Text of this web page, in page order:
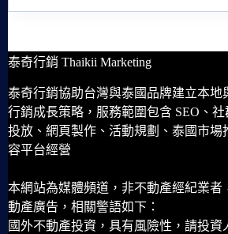
泰奇行銷 Thaikii Marketing
泰奇行銷協助台灣與泰國品牌建立本地
行銷成長策略，服務範圍包含 SEO、
投放、網頁製作、活動規劃、泰國市場
容平台經營
本網站為媒體頻道，非不動產經紀業者
動產廣告，相關警語如下：
國外不動產投資，具有風險性，請投資